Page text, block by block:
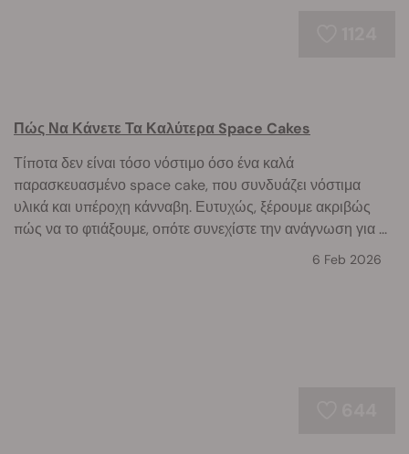
Πώς Να Κάνετε Τα Καλύτερα Space Cakes
Τίποτα δεν είναι τόσο νόστιμο όσο ένα καλά
παρασκευασμένο space cake, που συνδυάζει νόστιμα
υλικά και υπέροχη κάνναβη. Ευτυχώς, ξέρουμε ακριβώς
πώς να το φτιάξουμε, οπότε συνεχίστε την ανάγνωση για ...
6 Feb 2026